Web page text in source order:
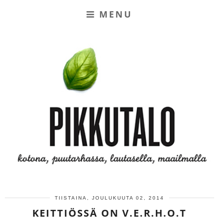
MENU
TIISTAINA, JOULUKUUTA 02, 2014
KEITTIÖSSÄ ON V.E.R.H.O.T